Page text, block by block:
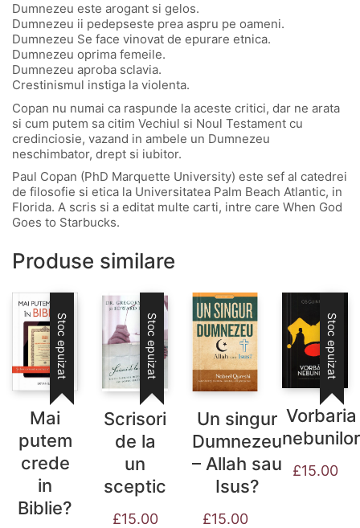
Dumnezeu este arogant si gelos.
Dumnezeu ii pedepseste prea aspru pe oameni.
Dumnezeu Se face vinovat de epurare etnica.
Dumnezeu oprima femeile.
Dumnezeu aproba sclavia.
Crestinismul instiga la violenta.
Copan nu numai ca raspunde la aceste critici, dar ne arata
si cum putem sa citim Vechiul si Noul Testament cu
credinciosie, vazand in ambele un Dumnezeu
neschimbator, drept si iubitor.
Paul Copan (PhD Marquette University) este sef al catedrei
de filosofie si etica la Universitatea Palm Beach Atlantic, in
Florida. A scris si a editat multe carti, intre care When God
Goes to Starbucks.
Produse similare
Stoc epuizat
Mai
putem
crede
in
Biblie?
Stoc epuizat
Scrisori
de la
un
sceptic
£15.00
Un singur
Dumnezeu
– Allah sau
Isus?
£15.00
Stoc epuizat
Vorbaria
nebunilor
£15.00